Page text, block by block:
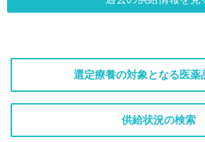
選定療養の対象となる医薬
供給状況の検索